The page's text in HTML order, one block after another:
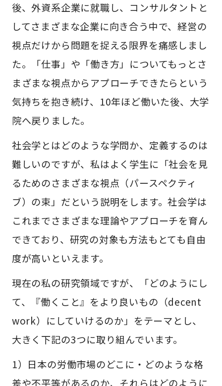
後、外資系企業に就職し、コンサルタントと
してさまざまな企業に向き合う中で、経営の
視点だけから問題を捉える限界を痛感しまし
た。「仕事」や「働き方」についてもっとさ
まざまな視点からアプローチできたらという
気持ちを抱き続け、10年ほど働いた後、大学
院へ戻りました。
社会学とはどのような学問か、定義するのは
難しいのですが、私はよく学生に「社会を見
るためのさまざまな視点（パースペクティ
ブ）の束」だという説明をします。社会学は
これまでさまざまな理論やアプローチを育ん
できており、研究の対象も方法もとても自由
度が高いといえます。
現在の私の研究領域ですが、「どのようにし
て、『働くこと』をより良いもの（decent
work）にしていけるのか」をテーマとし、
大きく下記の3つに取り組んでいます。
1）日本の労働市場のどこに・どのような格
差や不平等があるのか、それらはどのように